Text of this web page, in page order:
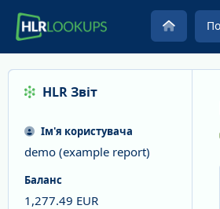
HLRЗвіт
Ім'я користувача
demo (example report)
Баланс
1,277.49 EUR